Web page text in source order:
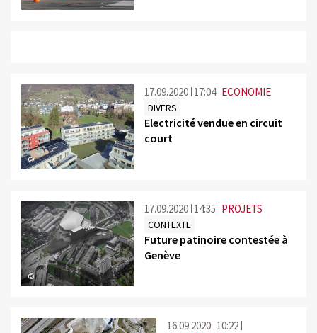
©
17.09.2020 17:04 ECONOMIE
DIVERS
Electricité vendue en circuit
court
©
17.09.2020 14:35 PROJETS
CONTEXTE
Future patinoire contestée à
Genève
16.09.2020 10:22